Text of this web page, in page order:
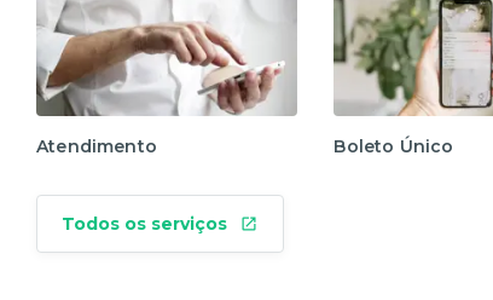
Atendimento Boleto Único
Todos os serviços